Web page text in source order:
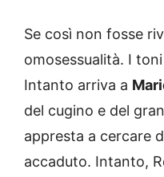
Se così non fosse
omosessualità. I
Intanto arriva a
del cugino e del
appresta a cercare
accaduto. Intanto,